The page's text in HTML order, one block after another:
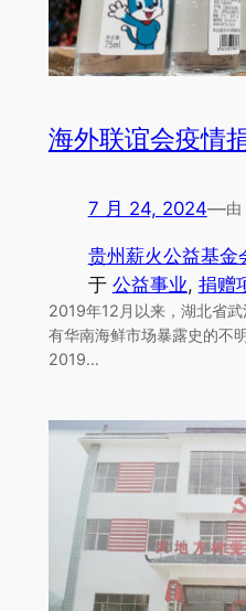
海外联谊会疫情
7 月 24, 2024—由
贵州薪火公益基金
于 公益事业, 捐赠
2019年12月以来，湖北省
有华南海鲜市场暴露史的不
2019…